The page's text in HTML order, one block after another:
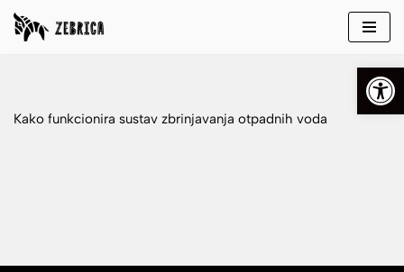
Kako funkcionira sustav zbrinjavanja otpadnih voda